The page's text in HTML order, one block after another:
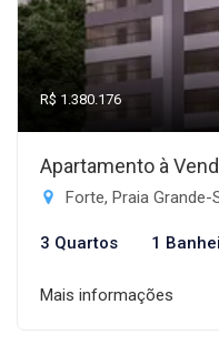
R$ 1.380.176
Apartamento à
Forte, Praia Grande-
3 Quartos 1
Mais informações